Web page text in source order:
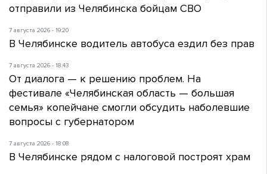
отправили из Челябинска бойцам СВО
7 августа 2026 - 19:20
В Челябинске водитель автобуса ездил без прав
7 августа 2026 - 18:43
От диалога — к решению проблем. На
фестивале «Челябинская область — большая
семья» копейчане смогли обсудить наболевшие
вопросы с губернатором
7 августа 2026 - 18:08
В Челябинске рядом с налоговой построят храм